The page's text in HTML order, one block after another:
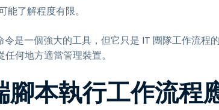
了解程度有限。
是一個強大的工具，但它只是 IT 團隊工作流程
何地方適當管理裝置。
腳本執行工作流程